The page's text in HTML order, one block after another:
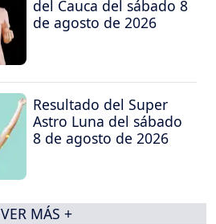
del Cauca del sábado 8
de agosto de 2026
Resultado del Super
Astro Luna del sábado
8 de agosto de 2026
VER MÁS +